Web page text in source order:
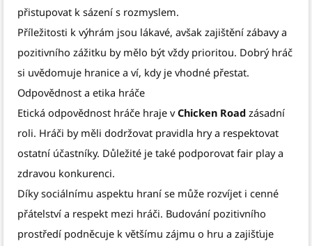
přistupovat k sázení s rozmyslem.
Příležitosti k výhrám jsou lákavé, avšak zajištění zábavy a
pozitivního zážitku by mělo být vždy prioritou. Dobrý hráč
si uvědomuje hranice a ví, kdy je vhodné přestat.
Odpovědnost a etika hráče
Etická odpovědnost hráče hraje vChicken Road zásadní
roli. Hráči by měli dodržovat pravidla hry a respektovat
ostatní účastníky. Důležité je také podporovat fair play a
zdravou konkurenci.
Díky sociálnímu aspektu hraní se může rozvíjet i cenné
přátelství a respekt mezi hráči. Budování pozitivního
prostředí podněcuje k většímu zájmu o hru a zajišťuje